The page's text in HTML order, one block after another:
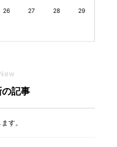
26 27 28 29
記事
す。